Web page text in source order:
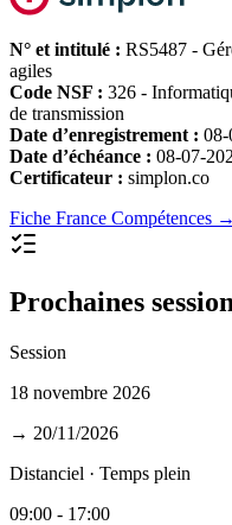
N° et intitulé : RS5487 -
agiles
Code NSF : 326 -
de transmission
Date d’enregistrement : 08-
Date d’échéance : 08-07-
Certificateur : simplon.co
Fiche France Compétences →
Prochaines
Session
18 novembre 2026
→ 20/11/2026
Distanciel · Temps plein
09:00 - 17:00